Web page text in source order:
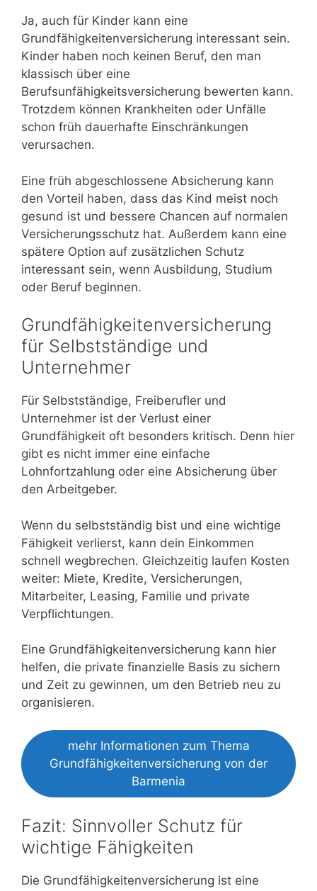
Ja, auch für Kinder kann eine
Grundfähigkeitenversicherung interessant sein.
Kinder haben noch keinen Beruf, den man
klassisch über eine
Berufsunfähigkeitsversicherung bewerten kann.
Trotzdem können Krankheiten oder Unfälle
schon früh dauerhafte Einschränkungen
verursachen.
Eine früh abgeschlossene Absicherung kann
den Vorteil haben, dass das Kind meist noch
gesund ist und bessere Chancen auf normalen
Versicherungsschutz hat. Außerdem kann eine
spätere Option auf zusätzlichen Schutz
interessant sein, wenn Ausbildung, Studium
oder Beruf beginnen.
Grundfähigkeitenversicherung
für Selbstständige und
Unternehmer
Für Selbstständige, Freiberufler und
Unternehmer ist der Verlust einer
Grundfähigkeit oft besonders kritisch. Denn hier
gibt es nicht immer eine einfache
Lohnfortzahlung oder eine Absicherung über
den Arbeitgeber.
Wenn du selbstständig bist und eine wichtige
Fähigkeit verlierst, kann dein Einkommen
schnell wegbrechen. Gleichzeitig laufen Kosten
weiter: Miete, Kredite, Versicherungen,
Mitarbeiter, Leasing, Familie und private
Verpflichtungen.
Eine Grundfähigkeitenversicherung kann hier
helfen, die private finanzielle Basis zu sichern
und Zeit zu gewinnen, um den Betrieb neu zu
organisieren.
mehr Informationen zum Thema
Grundfähigkeitenversicherung von der
Barmenia
Fazit: Sinnvoller Schutz für
wichtige Fähigkeiten
Die Grundfähigkeitenversicherung ist eine